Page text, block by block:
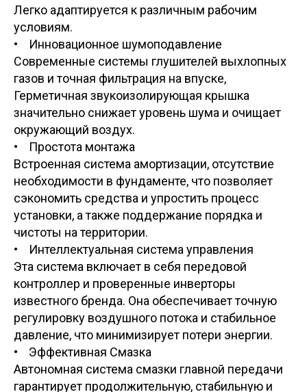
Легко адаптируется к различным рабочим
условиям.
• Инновационное шумоподавление
Современные системы глушителей выхлопных
газов и точная фильтрация на впуске,
Герметичная звукоизолирующая крышка
значительно снижает уровень шума и очищает
окружающий воздух.
• Простота монтажа
Встроенная система амортизации, отсутствие
необходимости в фундаменте, что позволяет
сэкономить средства и упростить процесс
установки, а также поддержание порядка и
чистоты на территории.
• Интеллектуальная система управления
Эта система включает в себя передовой
контроллер и проверенные инверторы
известного бренда. Она обеспечивает точную
регулировку воздушного потока и стабильное
давление, что минимизирует потери энергии.
• Эффективная Смазка
Автономная система смазки главной передачи
гарантирует продолжительную, стабильную и